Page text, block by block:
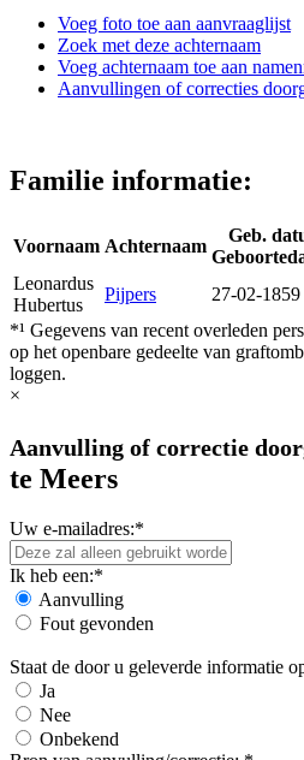
Voeg foto toe aan aanvraaglijst
Zoek met deze achternaam
Voeg achternaam toe aan
Aanvullingen of correcties
Familie informatie:
Voornaam Achternaam
Geb.
Leonardus
Hubertus
Pijpers 27-02-1859
*¹ Gegevens van recent overleden
op het openbare gedeelte van
loggen.
×
Aanvulling of correctie
te Meers
Uw e-mailadres:*
Ik heb een:*
Aanvulling
Fout gevonden
Staat de door u geleverde informatie
Ja
Nee
Onbekend